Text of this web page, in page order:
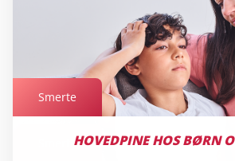
Smerte
Smerte
HOVEDPINE HOS BØRN